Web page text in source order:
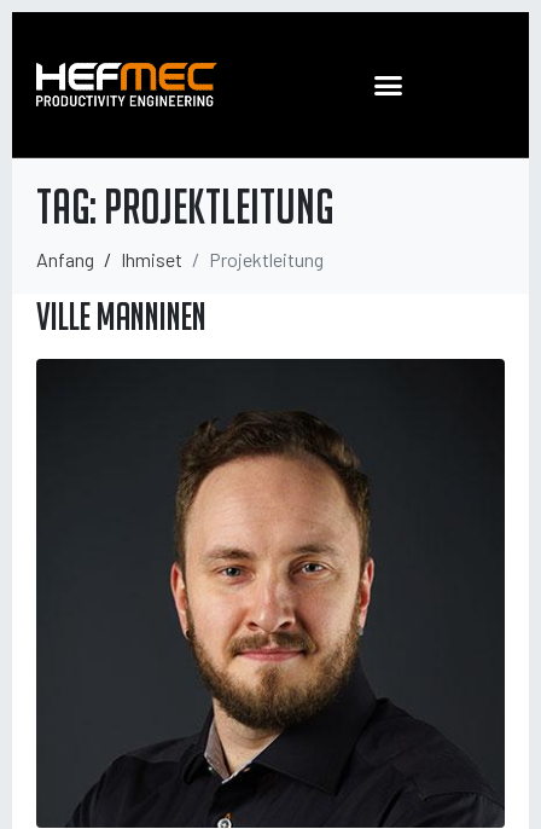
Tag: Projektleitung
Anfang Ihmiset Projektleitung
Ville Manninen